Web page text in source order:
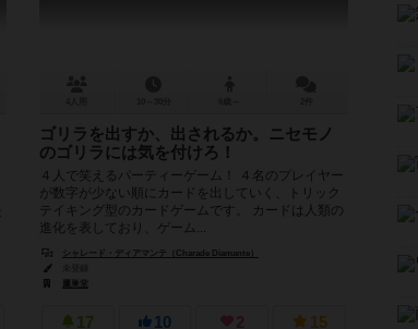
ゴリラを出すか、出されるか。ニセモノ
のゴリラには気を付けろ！
４人で笑えるパーティーゲーム！ ４名のプレイヤー
が数字が少ない順にカードを出していく、トリック
テイキング型のカードゲームです。 カードは人類の
進化を表しており、ゲーム...
シャレード・ディアマンテ（Charade Diamante）
鷹巣堂
17 10 2 15